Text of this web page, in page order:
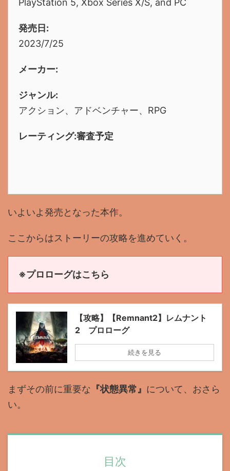
PlayStation 5, Xbox Series X/S, and PC
発売日:
2023/7/25
メーカー:
ジャンル:
アクション、アドベンチャー、RPG
レーティング:審査予定
いよいよ発売となった本作。
ここからはストーリーの攻略を進めていく。
※プロローグはこちら
【攻略】【Remnant2】レムナント
2 プロローグ
続きを見る
まずその前に重要な 『状態異常』 について、おさら
い。
目次